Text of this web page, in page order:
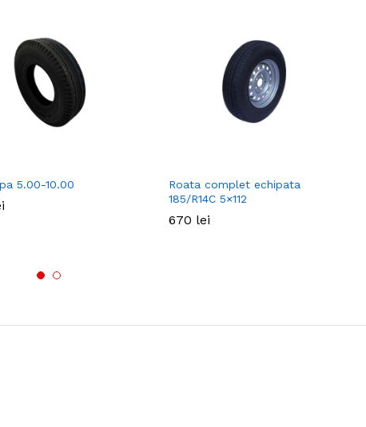
5.00-10.00
Roata complet echipata
185/R14C 5×112
670 lei
670 lei